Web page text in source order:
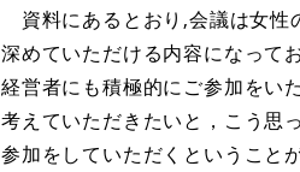
資料にあるとおり,会議は女
深めていただける内容になって
経営者にも積極的にご参加をい
考えていただきたいと，こう思
参加をしていただくということ